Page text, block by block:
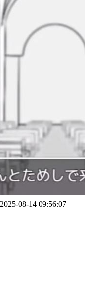
2025-08-14 09:56:07